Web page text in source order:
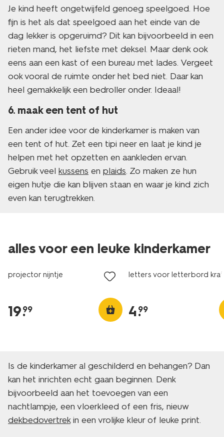
Je kind heeft ongetwijfeld genoeg speelgoed. Hoe
fijn is het als dat speelgoed aan het einde van de
dag lekker is opgeruimd? Dit kan bijvoorbeeld in een
rieten mand, het liefste met deksel. Maar denk ook
eens aan een kast of een bureau met lades. Vergeet
ook vooral de ruimte onder het bed niet. Daar kan
heel gemakkelijk een bedroller onder. Ideaal!
6. maak een tent of hut
Een ander idee voor de kinderkamer is maken van
een tent of hut. Zet een tipi neer en laat je kind je
helpen met het opzetten en aankleden ervan.
Gebruik veel kussens en plaids. Zo maken ze hun
eigen hutje die kan blijven staan en waar je kind zich
even kan terugtrekken.
alles voor een leuke kinderkamer
projector nijntje
19.
99
letters voor letterbord
4.
99
Is de kinderkamer al geschilderd en behangen? Dan
kan het inrichten echt gaan beginnen. Denk
bijvoorbeeld aan het toevoegen van een
nachtlampje, een vloerkleed of een fris, nieuw
dekbedovertrekin een vrolijke kleur of leuke print.